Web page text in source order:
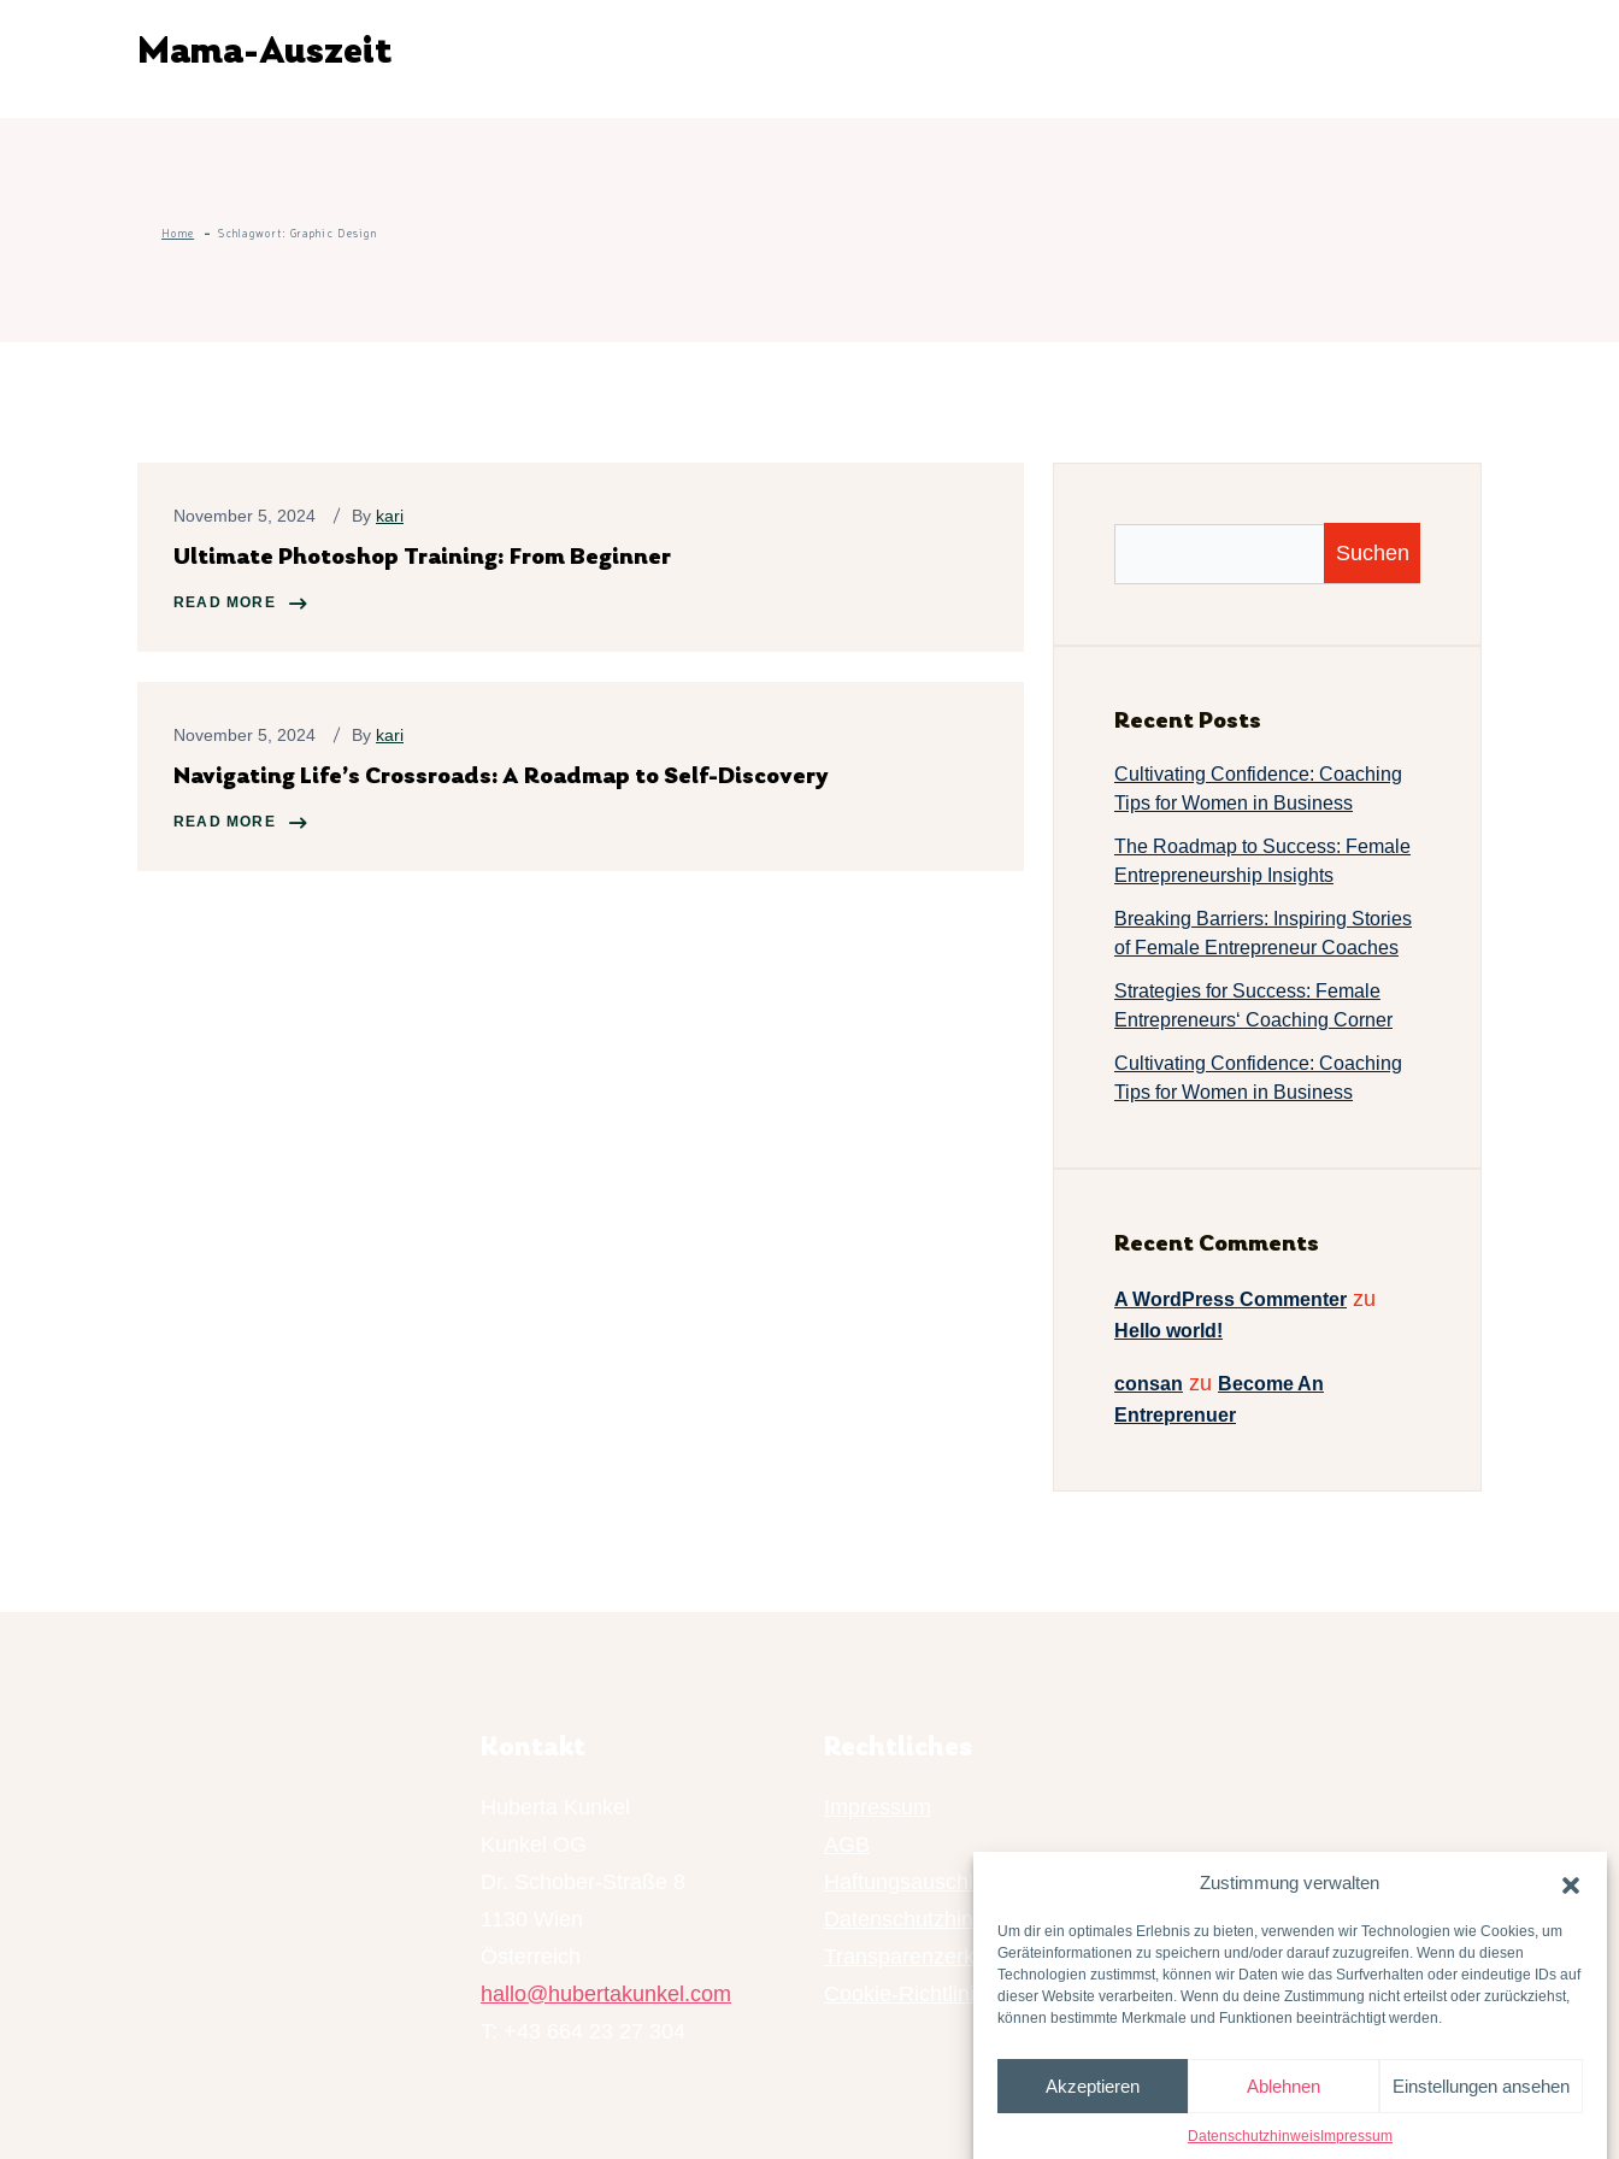
Zustimmung verwalten
Um dir ein optimales Erlebnis zu bieten, verwenden wir Technologien wie Cookies, um
Geräteinformationen zu speichern und/oder darauf zuzugreifen. Wenn du diesen
Technologien zustimmst, können wir Daten wie das Surfverhalten oder eindeutige IDs auf
dieser Website verarbeiten. Wenn du deine Zustimmung nicht erteilst oder zurückziehst,
können bestimmte Merkmale und Funktionen beeinträchtigt werden.
Akzeptieren Ablehnen Einstellungen ansehen
DatenschutzhinweisImpressum
Mama-Auszeit
Home Schlagwort: Graphic Design
November 5, 2024 By kari
Ultimate Photoshop Training: From Beginner
READ MORE
November 5, 2024 By kari
Navigating Life’s Crossroads: A Roadmap to Self-Discovery
READ MORE
Suchen
Recent Posts
Cultivating Confidence: Coaching
Tips for Women in Business
The Roadmap to Success: Female
Entrepreneurship Insights
Breaking Barriers: Inspiring Stories
of Female Entrepreneur Coaches
Strategies for Success: Female
Entrepreneurs‘ Coaching Corner
Cultivating Confidence: Coaching
Tips for Women in Business
Recent Comments
A WordPress Commenter zu
Hello world!
consan zu Become An
Entreprenuer
hallo@hubertakunkel.com
Transparenzerklärung
Cookie-Richtlinie (EU)